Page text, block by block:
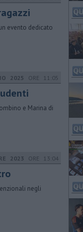
evento dedicato
2025 ORE 11:05
e Marina di
2023 ORE 13:04
negli